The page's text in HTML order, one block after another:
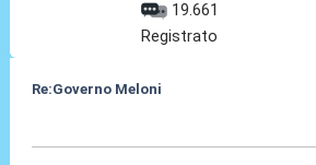
19.661
Registrato
Re:Governo Meloni